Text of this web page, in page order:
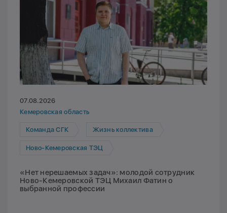
07.08.2026
Кемеровская область
Команда СГК Жизнь коллектива
Ново-Кемеровская ТЭЦ
«Нет нерешаемых задач»: молодой сотрудник
Ново-Кемеровской ТЭЦ Михаил Фатин о
выбранной профессии